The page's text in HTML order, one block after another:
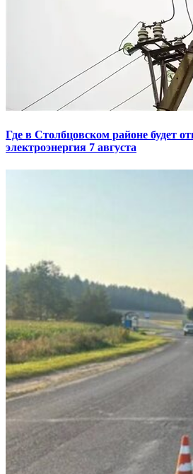
Где в Столбцовском районе будет
электроэнергия 7 августа